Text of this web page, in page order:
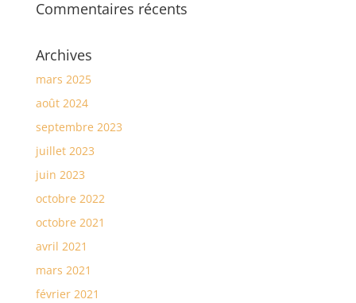
Commentaires récents
Archives
mars 2025
août 2024
septembre 2023
juillet 2023
juin 2023
octobre 2022
octobre 2021
avril 2021
mars 2021
février 2021